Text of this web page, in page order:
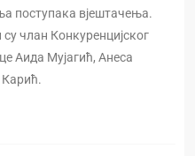
поступака вјештачења.
члан Конкуренцијског
Аида Мујагић, Анеса